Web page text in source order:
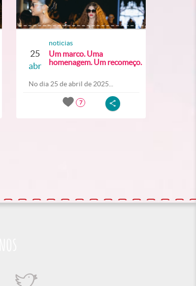
25
abr
noticias
Um marco. Uma
homenagem. Um recomeço.
No dia 25 de abril de 2025...
7